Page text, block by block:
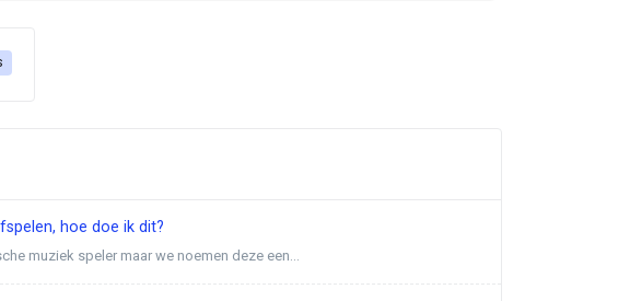
hoe doe ik dit?
muziek speler maar we noemen deze een...